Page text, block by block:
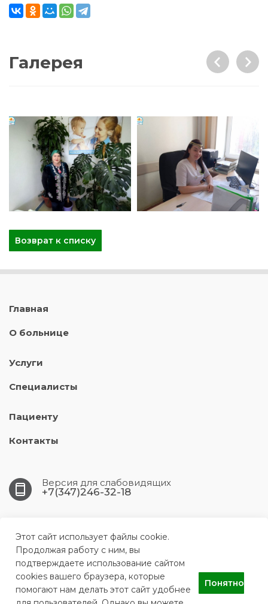
Галерея
Возврат к списку
Главная
О больнице
Услуги
Специалисты
Пациенту
Контакты
Версия для слабовидящих
+7(347)246-32-18
летия Октября, д. 16/1
UFA.DSP3@doctorrb.ru
Этот сайт использует файлы cookie.
Продолжая работу с ним, вы
подтверждаете использование сайтом
cookies вашего браузера, которые
помогают нам делать этот сайт удобнее
Понятно